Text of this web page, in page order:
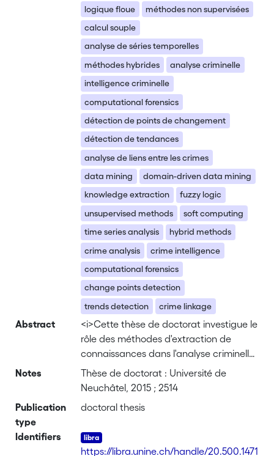
logique floue
méthodes non supervisées
calcul souple
analyse de séries temporelles
méthodes hybrides
analyse criminelle
intelligence criminelle
computational forensics
détection de points de changement
détection de tendances
analyse de liens entre les crimes
data mining
domain-driven data mining
knowledge extraction
fuzzy logic
unsupervised methods
soft computing
time series analysis
hybrid methods
crime analysis
crime intelligence
computational forensics
change points detection
trends detection
crime linkage
Abstract
<i>Cette thèse de doctorat investigue le
rôle des méthodes d'extraction de
connaissances dans l'analyse criminelle
en tant que projet interdisciplinaire,
avec une orientation sur les méthodes
d'incertitude qui sont intrinsèques à
un contexte où les données générées
Notes
Thèse de doctorat : Université de
Neuchâtel, 2015 ; 2514
Publication
type
doctoral thesis
Identifiers
https://libra.unine.ch/handle/20.500.1471